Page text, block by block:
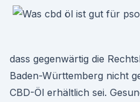
dass gegenwärtig die
Baden-Württemberg nicht
CBD-Öl erhältlich sei.